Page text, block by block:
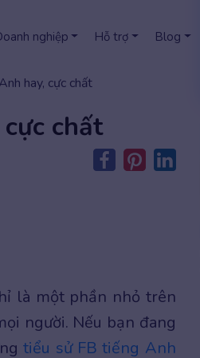
nghiệp Hỗ trợ Blog
hay, cực chất
chất
là một phần nhỏ trên
người. Nếu bạn đang
tiểu sử FB tiếng Anh